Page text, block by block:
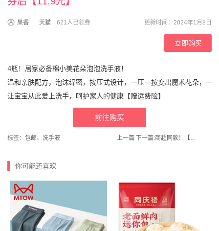
果香 天猫 621人已领券 更新时间：2024年1月8日
立即购买
4瓶！居家必备棉小美花朵泡泡洗手液！
温和亲肤配方，泡沫绵密，按压式设计，一压一按变出魔术花朵，一
让宝宝从此爱上洗手，呵护家人的健康【赠运费险】
前往购买
标签： 包邮、 洗手液 上一篇 下一篇: 商超同款！【芬腾】半高领加绒羊绒打底衫
你可能还喜欢